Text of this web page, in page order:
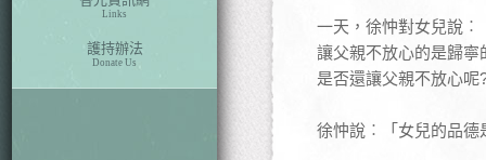
Links
護持辦法
Donate Us
一天，徐忡對女兒說
讓父親不放心的是歸
是否還讓父親不放心呢
徐忡說︰「女兒的品